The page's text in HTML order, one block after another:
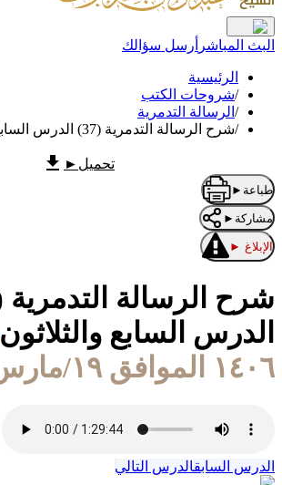
البث المباشر أرسل سؤالك
الرئيسية
/شروحات الكتب
/ الرسالة التدمرية
/شرح الرسالة التدمرية (37) الدرس السابع والثلاثون
تحميل ►
طباعة ►
مشاركة ►
الإبلاغ ►
الدرس السابع والثلاثون
١٤٠٦ الموافق ١٩/مارس/١٩٨٦
الدرس السابقالدرس التالي